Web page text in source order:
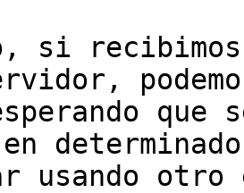
si recibimos
usando otro